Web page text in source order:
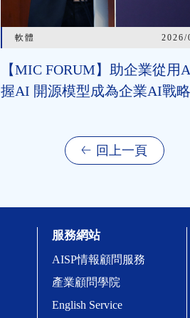
軟體 2026/
【MIC FORUM】助企業從用
握AI 開源模型成為企業AI戰
入 治理機制為長遠發展關鍵
回上一頁
服務網站
AISP情報顧問服務
產業顧問學院
English Service